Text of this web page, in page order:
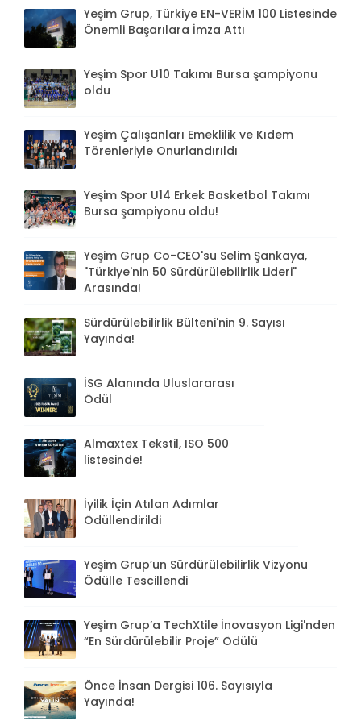
Yeşim Grup, Türkiye EN-VERİM 100 Listesinde
Önemli Başarılara İmza Attı
Yeşim Spor U10 Takımı Bursa şampiyonu
oldu
Yeşim Çalışanları Emeklilik ve Kıdem
Törenleriyle Onurlandırıldı
Yeşim Spor U14 Erkek Basketbol Takımı
Bursa şampiyonu oldu!
Yeşim Grup Co-CEO'su Selim Şankaya,
"Türkiye'nin 50 Sürdürülebilirlik Lideri"
Arasında!
Sürdürülebilirlik Bülteni'nin 9. Sayısı
Yayında!
İSG Alanında Uluslararası
Ödül
Almaxtex Tekstil, ISO 500
listesinde!
İyilik İçin Atılan Adımlar
Ödüllendirildi
Yeşim Grup’un Sürdürülebilirlik Vizyonu
Ödülle Tescillendi
Yeşim Grup’a TechXtile İnovasyon Ligi'nden
“En Sürdürülebilir Proje” Ödülü
Önce İnsan Dergisi 106. Sayısıyla
Yayında!